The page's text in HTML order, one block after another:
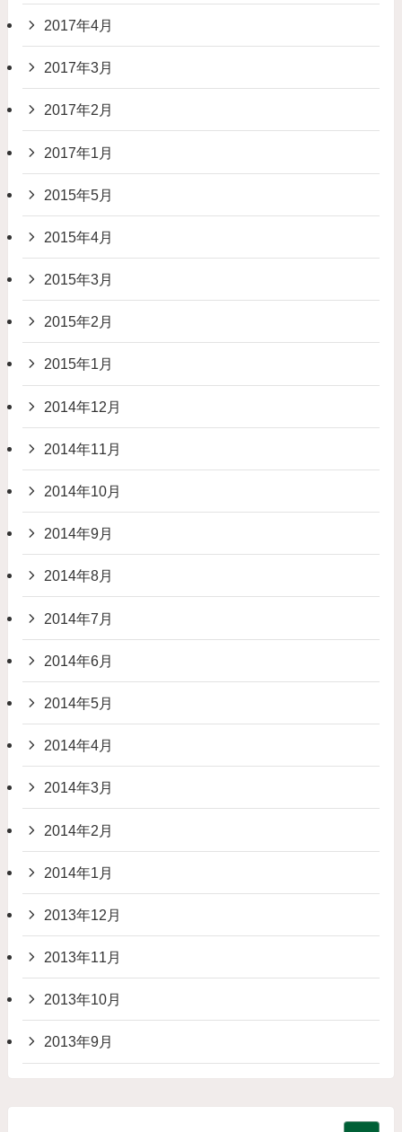
2017年4月
2017年3月
2017年2月
2017年1月
2015年5月
2015年4月
2015年3月
2015年2月
2015年1月
2014年12月
2014年11月
2014年10月
2014年9月
2014年8月
2014年7月
2014年6月
2014年5月
2014年4月
2014年3月
2014年2月
2014年1月
2013年12月
2013年11月
2013年10月
2013年9月